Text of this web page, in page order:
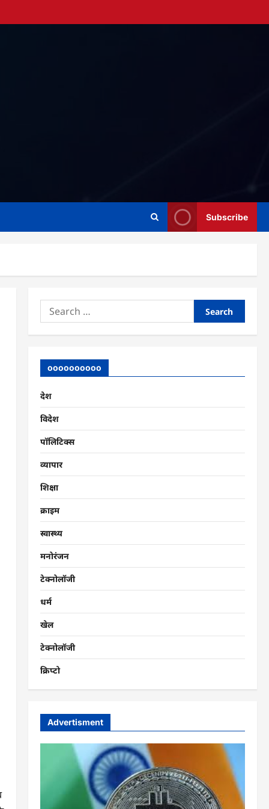
Subscribe
Search
for:
oooooooooo
देश
विदेश
पॉलिटिक्स
व्यापार
शिक्षा
क्राइम
स्वास्थ्य
मनोरंजन
टेक्नोलॉजी
धर्म
खेल
टेक्नोलॉजी
क्रिप्टो
Advertisment